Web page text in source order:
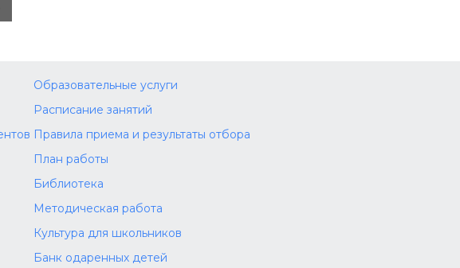
Образовательные услуги
Расписание занятий
Правила приема и результаты отбора
План работы
Библиотека
Методическая работа
Культура для школьников
Банк одаренных детей